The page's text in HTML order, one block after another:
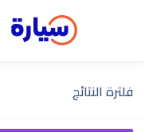
فلترة النتائج